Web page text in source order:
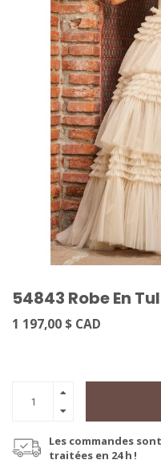
54843 Robe En
1 197,00 $ CAD
Les commandes sont
traitées en 24 h !